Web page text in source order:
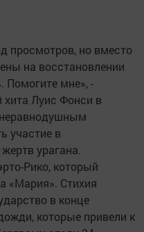
просмотров, но вместо
на восстановлении
Помогите мне», -
хита Луис Фонси в
участие в
урагана.
Рико, который
«Мария». Стихия
в конце
которые привели к